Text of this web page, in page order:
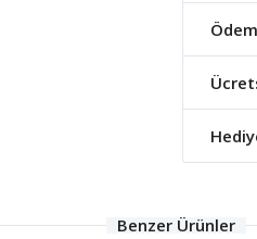
Benzer Ürünler